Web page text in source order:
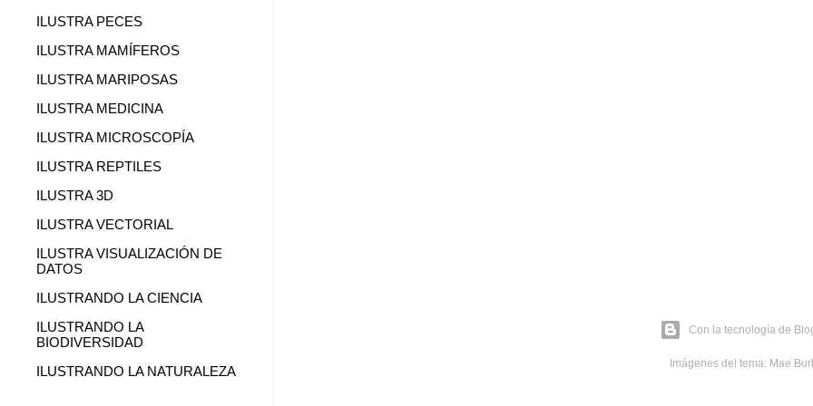
Con la tecnología de
Imágenes del tema: Mae
ILUSTRA PECES
ILUSTRA MAMÍFEROS
ILUSTRA MARIPOSAS
ILUSTRA MEDICINA
ILUSTRA MICROSCOPÍA
ILUSTRA REPTILES
ILUSTRA 3D
ILUSTRA VECTORIAL
ILUSTRA VISUALIZACIÓN DE
DATOS
ILUSTRANDO LA CIENCIA
ILUSTRANDO LA
BIODIVERSIDAD
ILUSTRANDO LA NATURALEZA